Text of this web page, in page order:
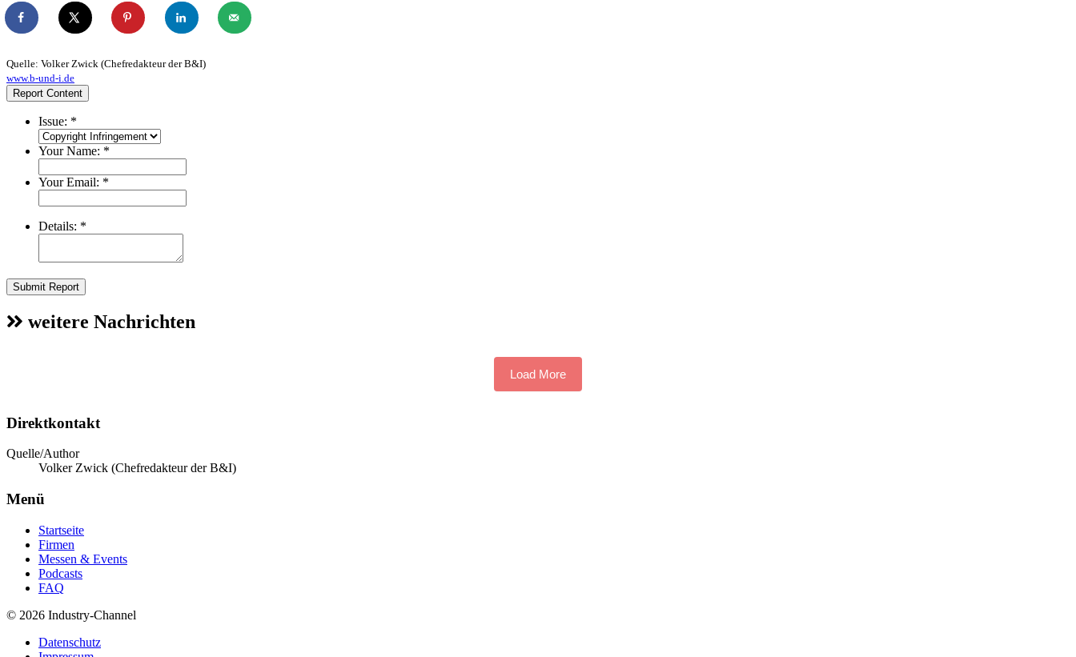
Quelle: Volker Zwick (Chefredakteur der B&I)
www.b-und-i.de
Report Content
Issue: *
Your Name: *
Your Email: *
Details: *
Submit Report
weitere Nachrichten
Load More
Direktkontakt
Quelle/Author
Volker Zwick (Chefredakteur der B&I)
Menü
Startseite
Firmen
Messen & Events
Podcasts
FAQ
© 2026 Industry-Channel
Datenschutz